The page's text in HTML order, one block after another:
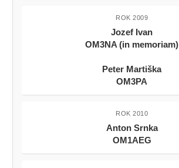
ROK 2009
Jozef Ivan
OM3NA (in memoriam)
Peter Martiška
OM3PA
ROK 2010
Anton Srnka
OM1AEG